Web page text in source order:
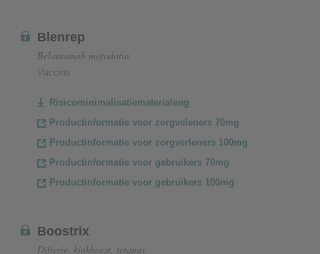
Blenrep
Belantamab mafodotin
Vaccins
Risicominimalisatiematerialeng
Productinformatie voor zorgveleners 70mg
Productinformatie voor zorgverleners 100mg
Productinformatie voor gebruikers 70mg
Productinformatie voor gebruikers 100mg
Boostrix
Difterie, kinkhoest, tetanus